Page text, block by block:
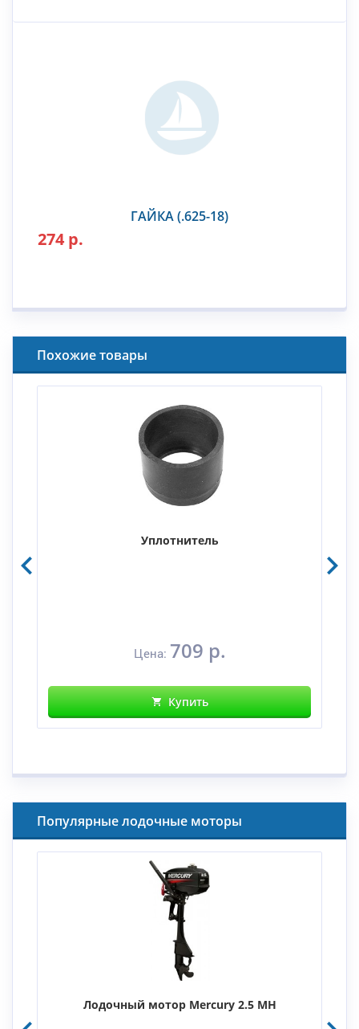
ГАЙКА (.625-18)
274 р.
Похожие товары
Уплотнитель
Цена: 709 р.
Купить
Популярные лодочные моторы
Лодочный мотор Mercury 2.5 MH